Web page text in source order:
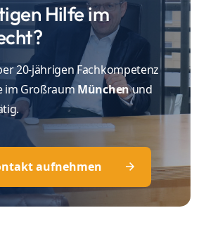
Hilfe im
20-jährigen Fachkompetenz
im Großraum Münchenund
aufnehmen